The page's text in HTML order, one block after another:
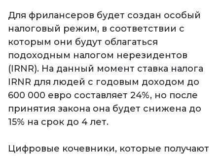
Для фрилансеров будет создан особый
налоговый режим, в соответствии с
которым они будут облагаться
подоходным налогом нерезидентов
(IRNR). На данный момент ставка налога
IRNR для людей с годовым доходом до
600 000 евро составляет 24%, но после
принятия закона она будет снижена до
15% на срок до 4 лет.
Цифровые кочевники, которые получают